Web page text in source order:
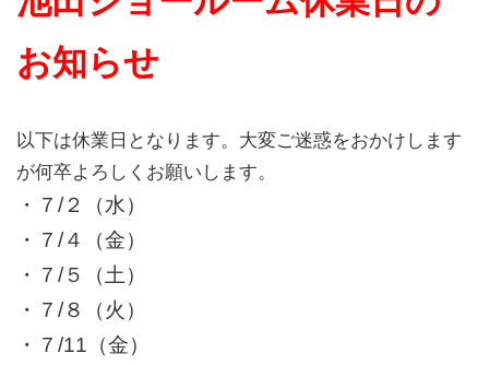
お知らせ
以下は休業日となります。大変ご迷惑をおかけします
が何卒よろしくお願いします。
・７ /２（水）
・７/４（金）
・７/５（土）
・７/８（火）
・７/11（金）